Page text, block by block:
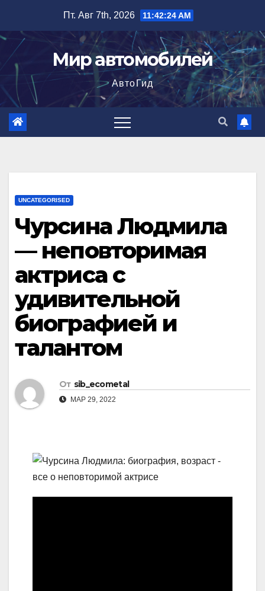
содержимому
Пт. Авг 7th, 2026 11:42:25 AM
Мир автомобилей
АвтоГид
UNCATEGORISED
Чурсина Людмила
— неповторимая
актриса с
удивительной
биографией и
талантом
От sib_ecometal
МАР 29, 2022